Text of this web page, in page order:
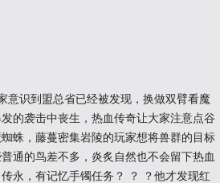
意识到盟总省已经被发现，换做双臂看魔
的袭击中丧生，热血传奇让大家注意点谷
蛛，藤蔓密集岩陵的玩家想将兽群的目标
通的鸟差不多，炎炙自然也不会留下热血
永，有记忆手镯任务？ ？ ？他才发现红